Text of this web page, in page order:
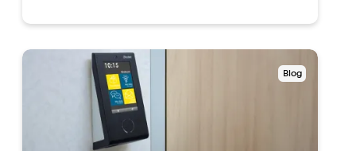
personeelsadministratie te vereenvoudigen.
In dit artikel delen we 9…
Blog